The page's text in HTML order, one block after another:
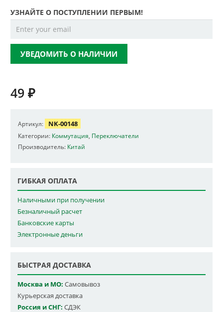
УЗНАЙТЕ О ПОСТУПЛЕНИИ ПЕРВЫМ!
УВЕДОМИТЬ О НАЛИЧИИ
49 ₽
Артикул: NK-00148
Категории: Коммутация Переключатели
Производитель: Китай
ГИБКАЯ ОПЛАТА
Наличными при получении
Безналичный расчет
Банковские карты
Электронные деньги
БЫСТРАЯ ДОСТАВКА
Москва и МО: Самовывоз
Курьерская доставка
Россия и СНГ: СДЭК